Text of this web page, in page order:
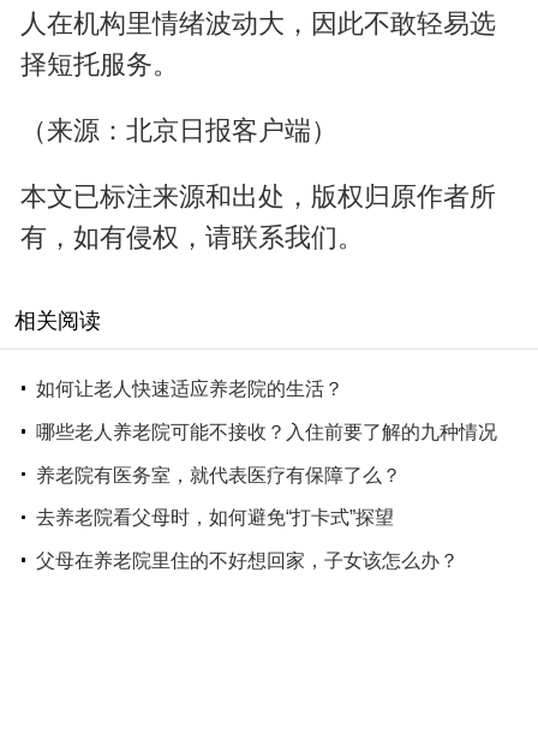
人在机构里情绪波动大，因此不敢轻易选
择短托服务。
（来源：北京日报客户端）
本文已标注来源和出处，版权归原作者所
有，如有侵权，请联系我们。
相关阅读
如何让老人快速适应养老院的生活？
哪些老人养老院可能不接收？入住前要了解的九种情况
养老院有医务室，就代表医疗有保障了么？
去养老院看父母时，如何避免“打卡式”探望
父母在养老院里住的不好想回家，子女该怎么办？